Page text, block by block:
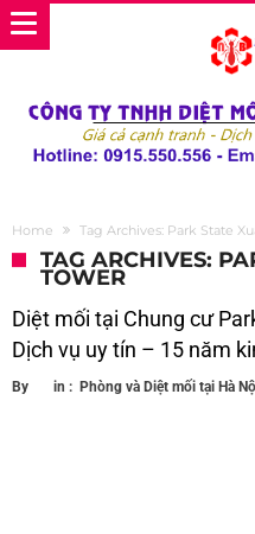
Home Tag Archives: Park State
TAG ARCHIVES:
TOWER
Diệt mối tại Chung cư
Dịch vụ uy tín – 15 năm
By in : Phòng và Diệt mối tại Hà